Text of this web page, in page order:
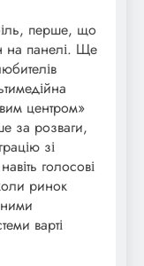
перше, що
на панелі. Ще
центром»
за розваги,
зі
голосові
ринок
варті